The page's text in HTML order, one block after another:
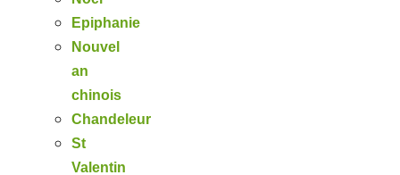
Epiphanie
Nouvel
an
chinois
Chandeleur
St
Valentin